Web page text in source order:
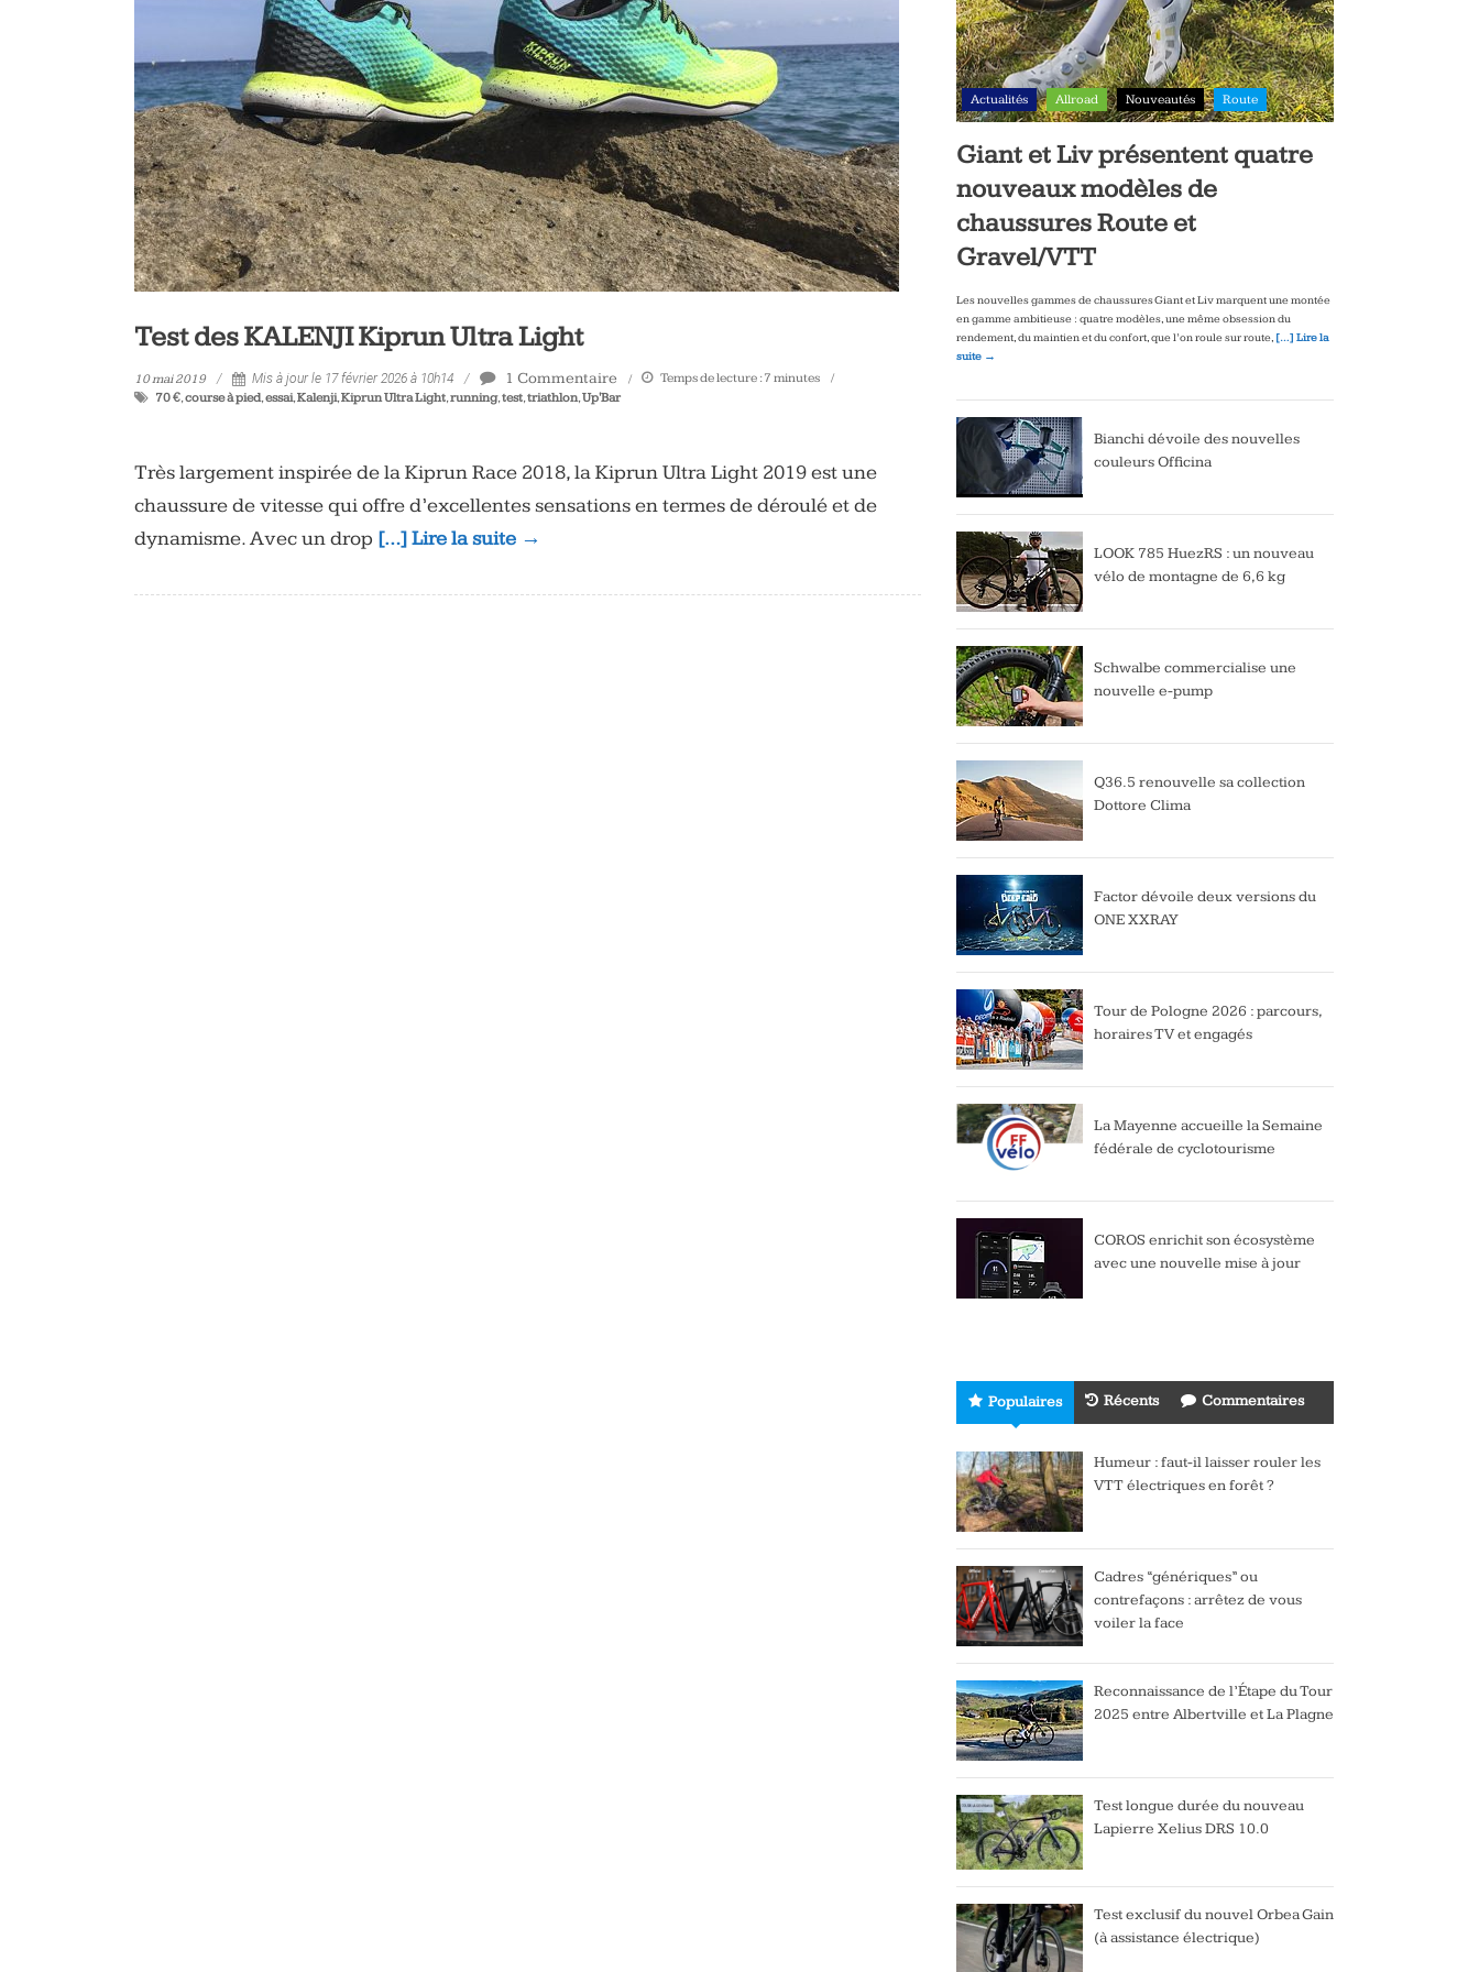
triathlon
Test des KALENJI Kiprun Ultra Light
10 mai 2019 Mis à jour le 17 février 2026 à 10h14 1 Commentaire Temps de lecture : 7 minutes
70 €,course à pied,essai,Kalenji,Kiprun Ultra Light,running,test,triathlon,Up'Bar
Très largement inspirée de la Kiprun Race 2018, la Kiprun Ultra Light 2019 est une
chaussure de vitesse qui offre d’excellentes sensations en termes de déroulé et de
dynamisme. Avec un drop […] Lire la suite →
Actualités Allroad Nouveautés Route
Giant et Liv présentent quatre
nouveaux modèles de
chaussures Route et
Gravel/VTT
Les nouvelles gammes de chaussures Giant et Liv marquent une montée
en gamme ambitieuse : quatre modèles, une même obsession du
rendement, du maintien et du confort, que l’on roule sur route, […] Lire la
suite →
Bianchi dévoile des nouvelles
couleurs Officina
LOOK 785 HuezRS : un nouveau
vélo de montagne de 6,6 kg
Schwalbe commercialise une
nouvelle e-pump
Q36.5 renouvelle sa collection
Dottore Clima
Factor dévoile deux versions du
ONE XXRAY
Tour de Pologne 2026 : parcours,
horaires TV et engagés
La Mayenne accueille la Semaine
fédérale de cyclotourisme
COROS enrichit son écosystème
avec une nouvelle mise à jour
Populaires Récents Commentaires
Humeur : faut-il laisser rouler les
VTT électriques en forêt ?
Cadres “génériques” ou
contrefaçons : arrêtez de vous
voiler la face
Reconnaissance de l’Étape du Tour
2025 entre Albertville et La Plagne
Test longue durée du nouveau
Lapierre Xelius DRS 10.0
Test exclusif du nouvel Orbea Gain
(à assistance électrique)